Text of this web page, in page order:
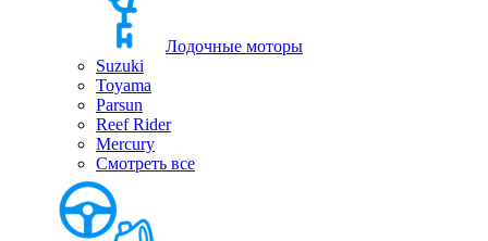
Лодочные моторы
Suzuki
Toyama
Parsun
Reef Rider
Mercury
Смотреть все